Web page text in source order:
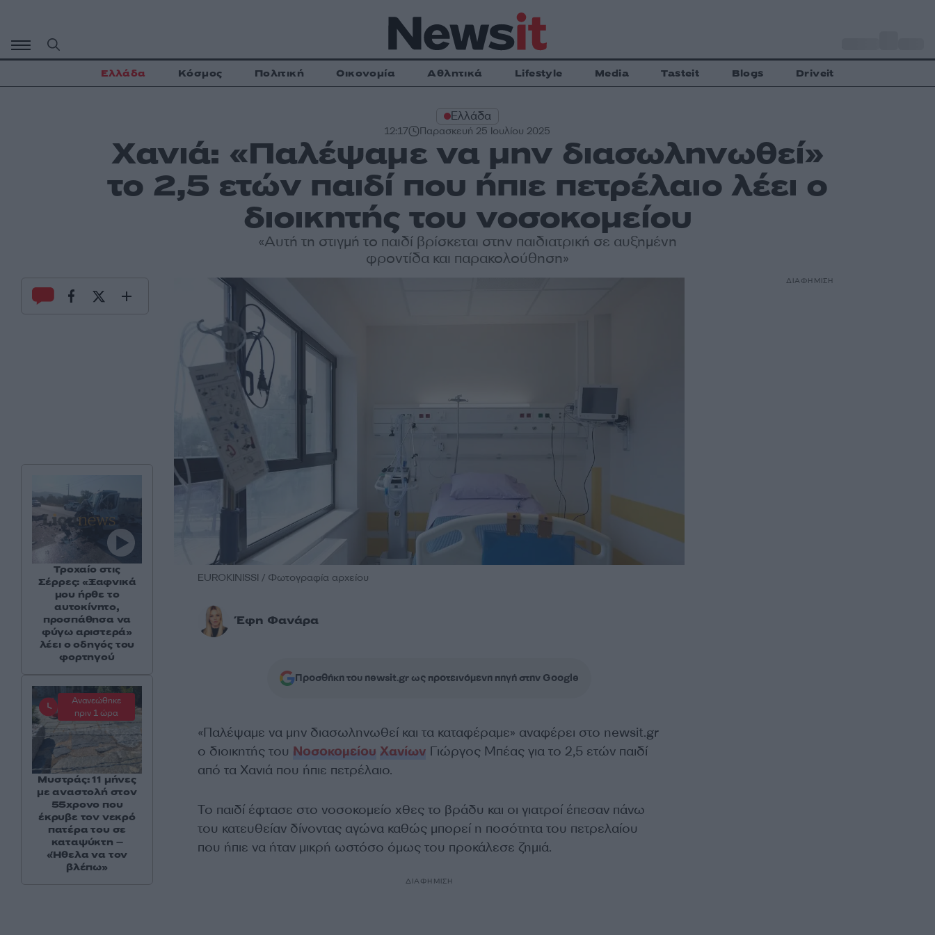
περιεχόμενο
Ελλάδα Κόσμος Πολιτική Οικονομία Αθλητικά Lifestyle Media Tasteit Blogs Driveit
Ελλάδα
12:17 Παρασκευή 25 Ιουλίου 2025
Χανιά: «Παλέψαμε να μην διασωληνωθεί»
το 2,5 ετών παιδί που ήπιε πετρέλαιο λέει ο
διοικητής του νοσοκομείου
«Αυτή τη στιγμή το παιδί βρίσκεται στην παιδιατρική σε αυξημένη
φροντίδα και παρακολούθηση»
EUROKINISSI / Φωτογραφία αρχείου
Έφη Φανάρα
Προσθήκη του newsit.gr ως προτεινόμενη πηγή στην Google
«Παλέψαμε να μην διασωληνωθεί και τα καταφέραμε» αναφέρει στο newsit.gr
ο διοικητής του Νοσοκομείου ΧανίωνΓιώργος Μπέας για το 2,5 ετών παιδί
από τα Χανιά που ήπιε πετρέλαιο.
Το παιδί έφτασε στο νοσοκομείο χθες το βράδυ και οι γιατροί έπεσαν πάνω
του κατευθείαν δίνοντας αγώνα καθώς μπορεί η ποσότητα του πετρελαίου
που ήπιε να ήταν μικρή ωστόσο όμως του προκάλεσε ζημιά.
ΔΙΑΦΗΜΙΣΗ
Τροχαίο στις
Σέρρες: «Ξαφνικά
μου ήρθε το
αυτοκίνητο,
προσπάθησα να
φύγω αριστερά»
λέει ο οδηγός του
φορτηγού
Ανανεώθηκε
πριν 1 ώρα
Μυστράς: 11 μήνες
με αναστολή στον
55χρονο που
έκρυβε τον νεκρό
πατέρα του σε
καταψύκτη –
«Ήθελα να τον
βλέπω»
ΔΙΑΦΗΜΙΣΗ